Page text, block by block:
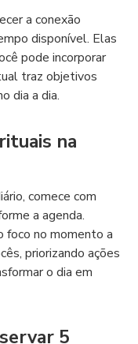
a conexão
disponível. Elas
pode incorporar
traz objetivos
dia a dia.
na
comece com
a agenda.
foco no momento a
priorizando ações
o dia em
5